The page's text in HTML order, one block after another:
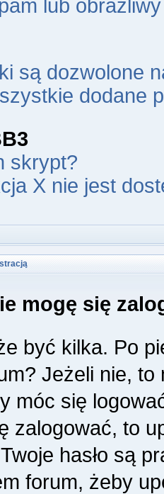
lub
są dozwolone
dodane
skrypt?
X nie jest
mogę się
być kilka. Po
Jeżeli nie,
móc się
zalogować, to
hasło są
forum, żeby